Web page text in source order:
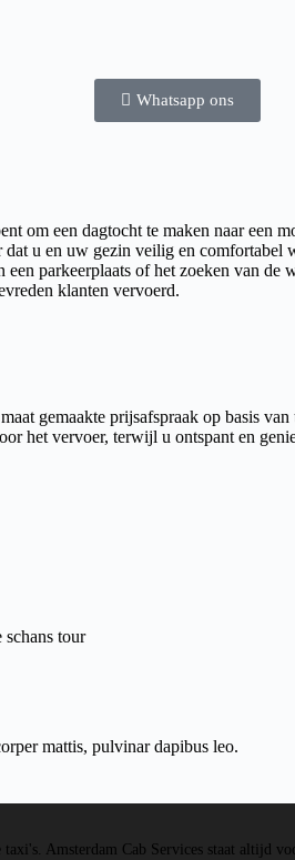
Whatsapp ons
om een dagtocht te maken naar een
u en uw gezin veilig en comfortabel
parkeerplaats of het zoeken van
klanten vervoerd.
gemaakte prijsafspraak op basis
het vervoer, terwijl u ontspant en
schans tour
mattis, pulvinar dapibus leo.
Amsterdam Cab Services staat altijd